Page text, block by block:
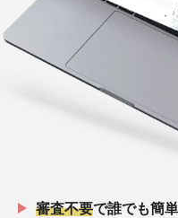
審査不要で誰でも簡